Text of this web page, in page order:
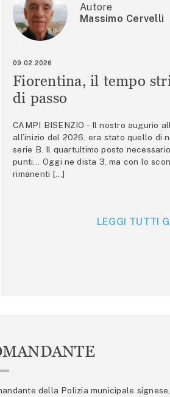
Autore
Massimo Cervelli
09.02.2026
Fiorentina, il tempo
di passo
CAMPI BISENZIO – Il nostro augurio
all’inizio del 2026, era stato quello di
serie B. Il quartultimo posto
punti… Oggi ne dista 3, ma con lo
rimanenti […]
LEGGI TUTTI
della Polizia municipale